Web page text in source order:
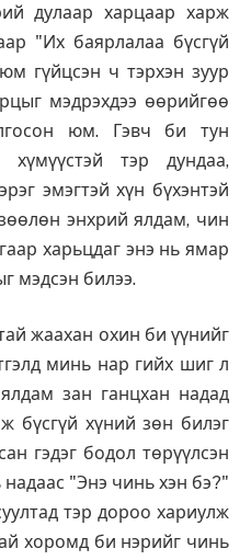
дулаар харцаар харж
"Их баярлалаа бүсгүй
гүйцсэн ч тэрхэн зуур
мэдрэхдээ өөрийгөө
юм. Гэвч би тун
тэр дундаа,
эмэгтэй хүн бүхэнтэй
энхрий ялдам, чин
харьцдаг энэ нь ямар
мэдсэн билээ.
жаахан охин би үүнийг
минь нар гийх шиг л
зан ганцхан надад
бүсгүй хүний зөн билэг
гэдэг бодол төрүүлсэн
"Энэ чинь хэн бэ?"
тэр дороо хариулж
хоромд би нэрийг чинь